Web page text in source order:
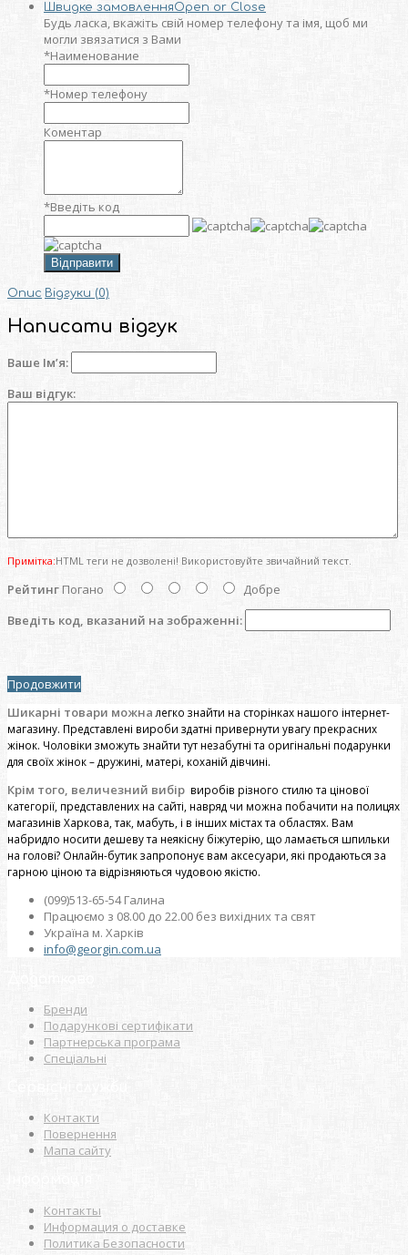
Швидке замовленняOpen or Close
Будь ласка, вкажіть свій номер телефону та iмя, щоб ми
могли звязатися з Вами
*Наименование
*Номер телефону
Коментар
*Введіть код
Відправити
Опис Відгуки (0)
Написати відгук
Ваше Ім’я:
Ваш відгук:
Примітка:HTML теги не дозволені! Використовуйте звичайний текст.
Рейтинг Погано
Добре
Введіть код, вказаний на зображенні:
Продовжити
Шикарні товари можна легко знайти на сторінках нашого інтернет-
магазину. Представлені вироби здатні привернути увагу прекрасних
жінок. Чоловіки зможуть знайти тут незабутні та оригінальні подарунки
для своїх жінок – дружині, матері, коханій дівчині.
Крім того, величезний вибір виробів різного стилю та цінової
категорії, представлених на сайті, навряд чи можна побачити на полицях
магазинів Харкова, так, мабуть, і в інших містах та областях. Вам
набридло носити дешеву та неякісну біжутерію, що ламається шпильки
на голові? Онлайн-бутик запропонує вам аксесуари, які продаються за
гарною ціною та відрізняються чудовою якістю.
(099)513-65-54 Галина
Працюємо з 08.00 до 22.00 без вихідних та свят
Україна м. Харків
info@georgin.com.ua
Бренди
Подарункові сертифікати
Партнерська програма
Спеціальні
Контакти
Повернення
Мапа сайту
Контакты
Информация о доставке
Политика Безопасности